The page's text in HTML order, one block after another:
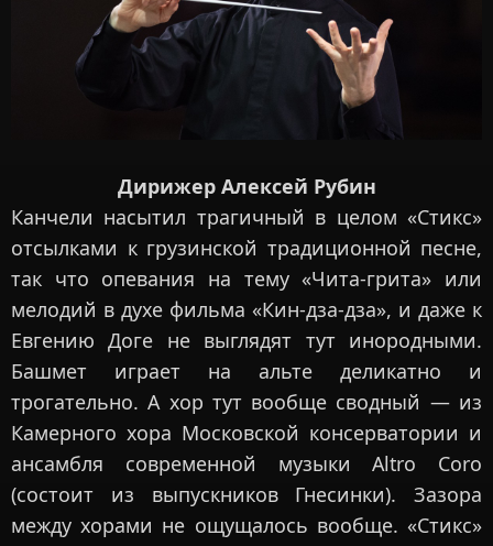
Дирижер Алексей Рубин
Канчели насытил трагичный в целом «Стикс»
отсылками к грузинской традиционной песне,
так что опевания на тему «Чита-грита» или
мелодий в духе фильма «Кин-дза-дза», и даже к
Евгению Доге не выглядят тут инородными.
Башмет играет на альте деликатно и
трогательно. А хор тут вообще сводный — из
Камерного хора Московской консерватории и
ансамбля современной музыки Altro Coro
(состоит из выпускников Гнесинки). Зазора
между хорами не ощущалось вообще. «Стикс»